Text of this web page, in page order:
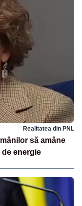
Realitatea din PNL
să amâne
energie